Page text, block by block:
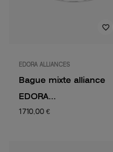
favorite_border
EDORA ALLIANCES
Bague mixte alliance
EDORA...
1 710,00 €